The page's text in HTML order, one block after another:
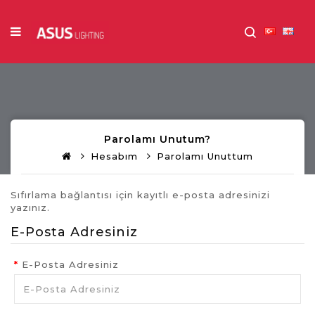
Parolamı Unutum?
Hesabım Parolamı Unuttum
Sıfırlama bağlantısı için kayıtlı e-posta adresinizi
yazınız.
E-Posta Adresiniz
E-Posta Adresiniz